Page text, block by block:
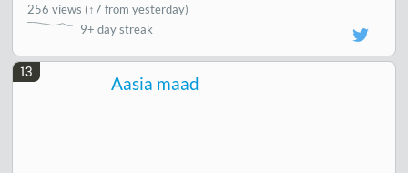
256 views (↑7 from yesterday)
9+ day streak
13
Aasia maad